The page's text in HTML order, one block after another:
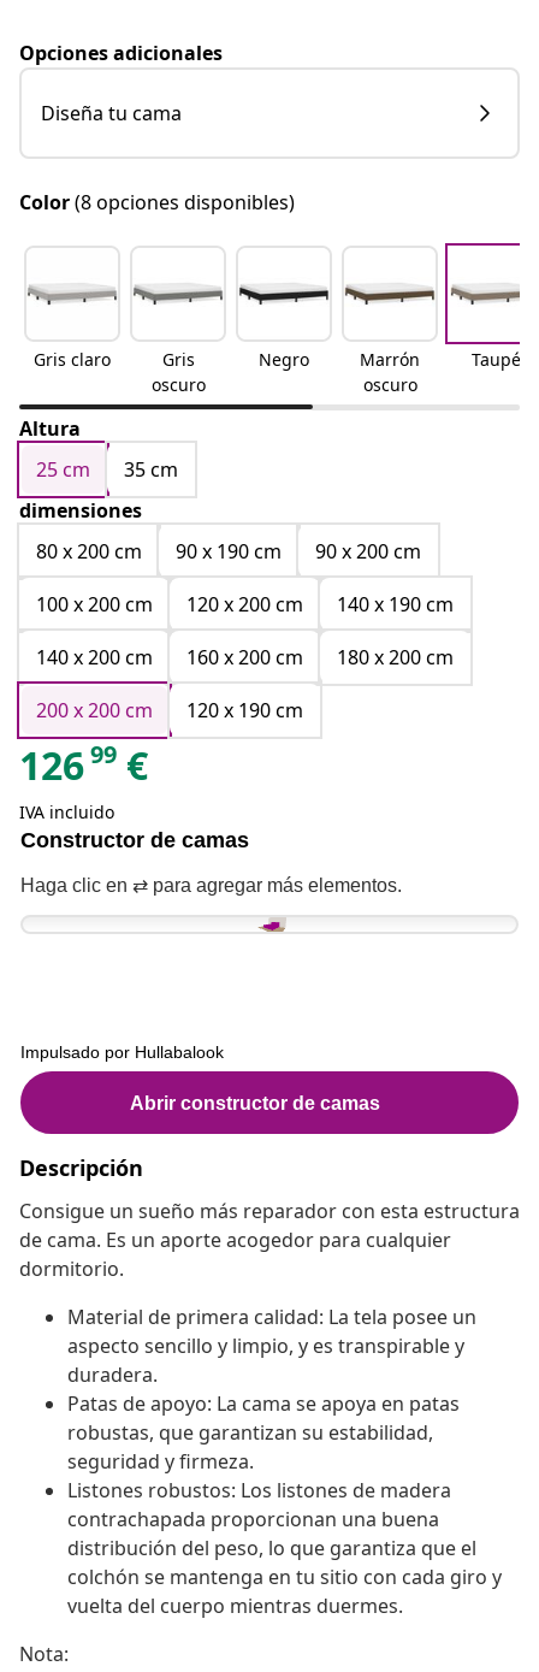
Opciones adicionales
Diseña tu cama
Color(8 opciones disponibles)
Gris claro
Gris
oscuro
Negro
Marrón
oscuro
Taupé
Altura
25 cm
35 cm
dimensiones
80 x 200 cm
90 x 190 cm
90 x 200 cm
100 x 200 cm
120 x 200 cm
140 x 190 cm
140 x 200 cm
160 x 200 cm
180 x 200 cm
200 x 200 cm
120 x 190 cm
12699 €
IVA incluido
Descripción
Consigue un sueño más reparador con esta estructura
de cama. Es un aporte acogedor para cualquier
dormitorio.
Material de primera calidad: La tela posee un
aspecto sencillo y limpio, y es transpirable y
duradera.
Patas de apoyo: La cama se apoya en patas
robustas, que garantizan su estabilidad,
seguridad y firmeza.
Listones robustos: Los listones de madera
contrachapada proporcionan una buena
distribución del peso, lo que garantiza que el
colchón se mantenga en tu sitio con cada giro y
vuelta del cuerpo mientras duermes.
Nota: